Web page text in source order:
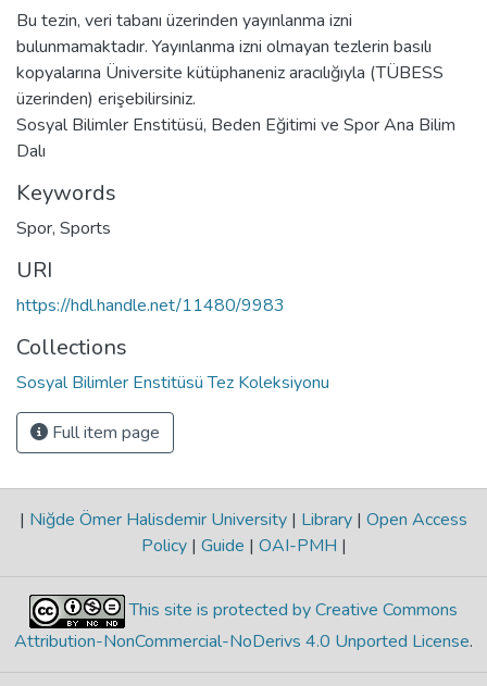
Bu tezin, veri tabanı üzerinden yayınlanma izni
bulunmamaktadır. Yayınlanma izni olmayan tezlerin basılı
kopyalarına Üniversite kütüphaneniz aracılığıyla (TÜBESS
üzerinden) erişebilirsiniz.
Sosyal Bilimler Enstitüsü, Beden Eğitimi ve Spor Ana Bilim
Dalı
Keywords
Spor, Sports
URI
https://hdl.handle.net/11480/9983
Collections
Sosyal Bilimler Enstitüsü Tez Koleksiyonu
Full item page
| Niğde Ömer Halisdemir University | Library | Open Access
Policy | Guide | OAI-PMH |
This site is protected by Creative Commons
Attribution-NonCommercial-NoDerivs 4.0 Unported License.